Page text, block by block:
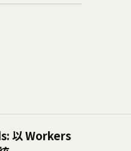
以 Workers